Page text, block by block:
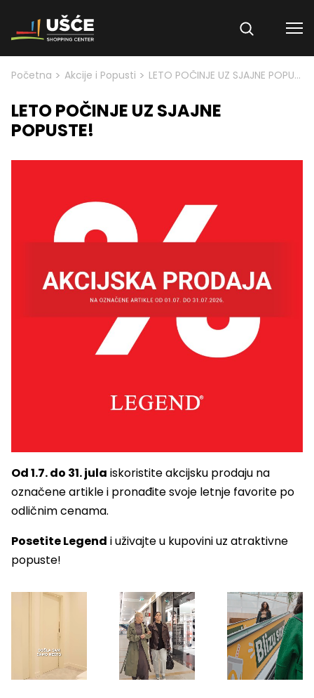
Skip to content
Početna > Akcije i Popusti > LETO POČINJE UZ SJAJNE POPUSTE!
LETO POČINJE UZ SJAJNE
POPUSTE!
Od 1.7. do 31. jula iskoristite akcijsku prodaju na
označene artikle i pronađite svoje letnje favorite po
odličnim cenama.
Posetite Legend i uživajte u kupovini uz atraktivne
popuste!